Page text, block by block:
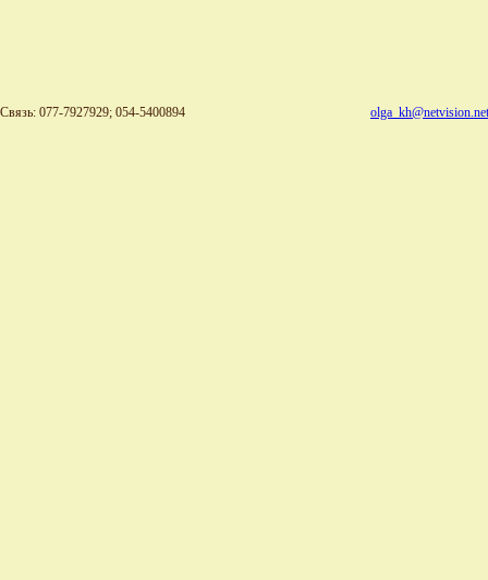
Связь: 077-7927929; 054-5400894